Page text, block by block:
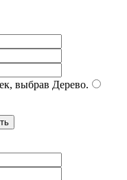
выбрав Дерево.